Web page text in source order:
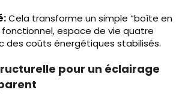
Cela transforme un simple “boîte en
fonctionnel, espace de vie quatre
des coûts énergétiques stabilisés.
pour un éclairage